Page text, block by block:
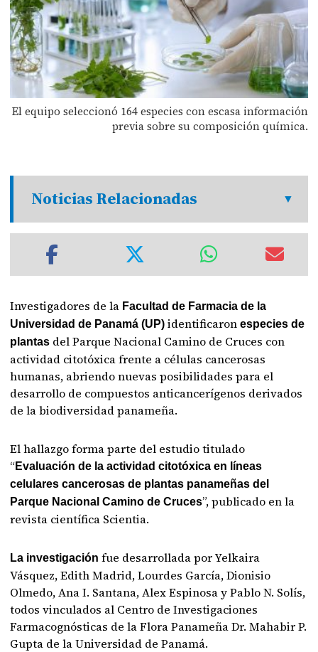
El equipo seleccionó 164 especies con escasa información
previa sobre su composición química.
Noticias Relacionadas
Investigadores de la Facultad de Farmacia de la
Universidad de Panamá (UP) identificaronespecies de
plantas del Parque Nacional Camino de Cruces con
actividad citotóxica frente a células cancerosas
humanas, abriendo nuevas posibilidades para el
desarrollo de compuestos anticancerígenos derivados
de la biodiversidad panameña.
El hallazgo forma parte del estudio titulado
“Evaluación de la actividad citotóxica en líneas
celulares cancerosas de plantas panameñas del
Parque Nacional Camino de Cruces”, publicado en la
revista científica Scientia.
La investigación fue desarrollada por Yelkaira
Vásquez, Edith Madrid, Lourdes García, Dionisio
Olmedo, Ana I. Santana, Alex Espinosa y Pablo N. Solís,
todos vinculados al Centro de Investigaciones
Farmacognósticas de la Flora Panameña Dr. Mahabir P.
Gupta de la Universidad de Panamá.